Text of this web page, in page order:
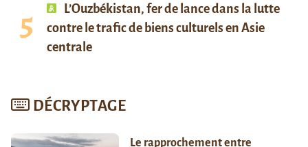
L’Ouzbékistan, fer de lance dans la lutte
contre le trafic de biens culturels en Asie
centrale
DÉCRYPTAGE
Le rapprochement entre